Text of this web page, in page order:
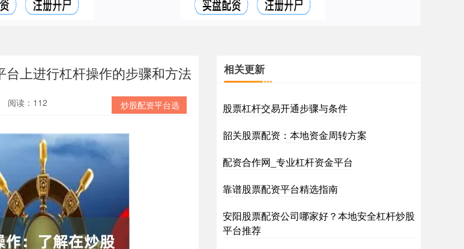
上进行杠杆操作的步骤和方法
炒股配资平台选
阅读：112
相关更新
股票杠杆交易开通步骤与条件
韶关股票配资：本地资金周转方案
配资合作网_专业杠杆资金平台
靠谱股票配资平台精选指南
安阳股票配资公司哪家好？本地安全杠杆炒股
平台推荐